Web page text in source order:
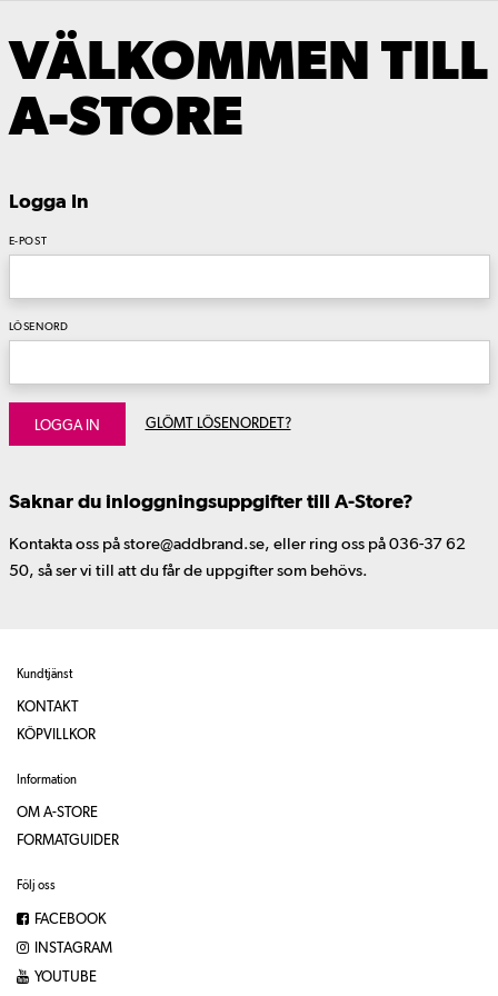
VÄLKOMMEN TILL
A-STORE
Logga In
E-POST
LÖSENORD
LOGGA IN GLÖMT LÖSENORDET?
Saknar du inloggningsuppgifter till A-Store?
Kontakta oss på store@addbrand.se, eller ring oss på 036-37 62
50, så ser vi till att du får de uppgifter som behövs.
Kundtjänst
KONTAKT
KÖPVILLKOR
Information
OM A-STORE
FORMATGUIDER
Följ oss
FACEBOOK
INSTAGRAM
YOUTUBE